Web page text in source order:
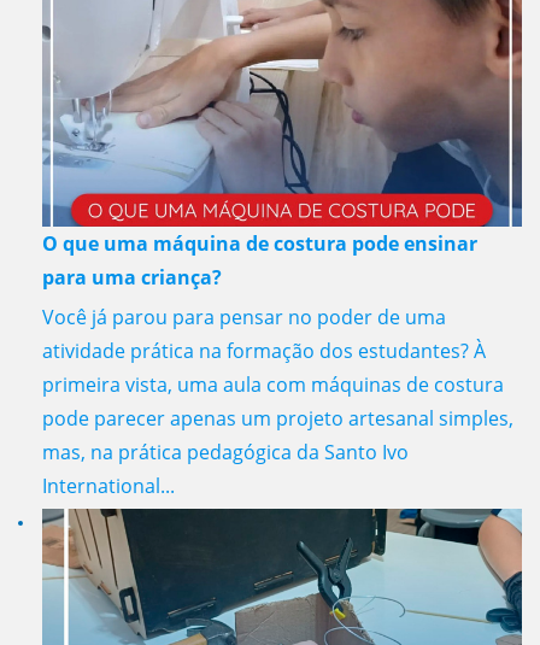
O que uma máquina de costura pode ensinar
para uma criança?
Você já parou para pensar no poder de uma
atividade prática na formação dos estudantes? À
primeira vista, uma aula com máquinas de costura
pode parecer apenas um projeto artesanal simples,
mas, na prática pedagógica da Santo Ivo
International...